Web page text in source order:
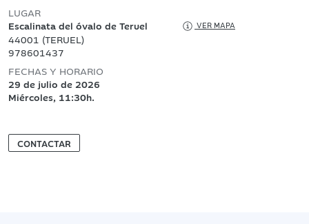
LUGAR
Escalinata del óvalo de Teruel
VER MAPA
44001 (TERUEL)
978601437
FECHAS Y HORARIO
29 de julio de 2026
Miércoles, 11:30h.
CONTACTAR